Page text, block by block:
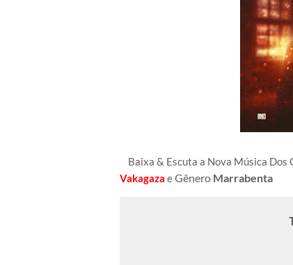
Baixa & Escuta a Nova Música Dos
Vakagaza eGênero Marrabenta